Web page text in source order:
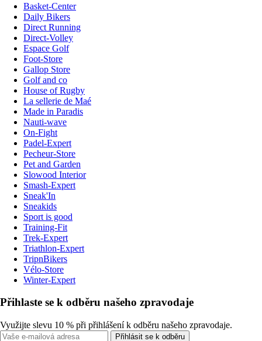
Basket-Center
Daily Bikers
Direct Running
Direct-Volley
Espace Golf
Foot-Store
Gallop Store
Golf and co
House of Rugby
La sellerie de Maé
Made in Paradis
Nauti-wave
On-Fight
Padel-Expert
Pecheur-Store
Pet and Garden
Slowood Interior
Smash-Expert
Sneak'In
Sneakids
Sport is good
Training-Fit
Trek-Expert
Triathlon-Expert
TripnBikers
Vélo-Store
Winter-Expert
Přihlaste se k odběru našeho zpravodaje
Využijte slevu 10 % při přihlášení k odběru našeho zpravodaje.
Přihlásit se k odběru